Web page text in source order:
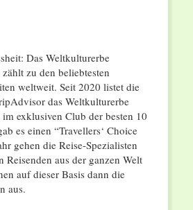
Das Weltkulturerbe
zu den beliebtesten
weltweit. Seit 2020 listet die
das Weltkulturerbe
exklusiven Club der besten 10
es einen “Travellers‘ Choice
gehen die Reise-Spezialisten
Reisenden aus der ganzen Welt
auf dieser Basis dann die
aus.